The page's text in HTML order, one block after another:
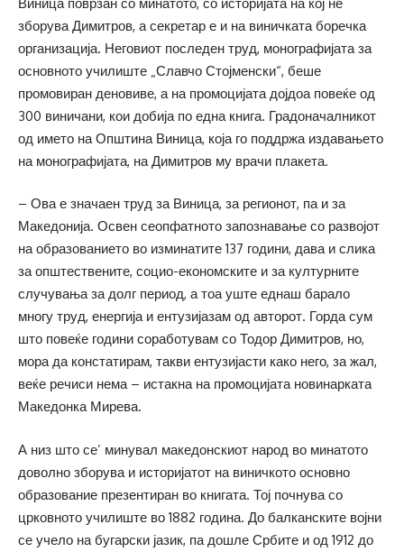
зборува Димитров, а секретар е и на виничката боречка
организација. Неговиот последен труд, монографијата за
основното училиште „Славчо Стојменски“, беше
промовиран деновиве, а на промоцијата дојдоа повеќе од
300 виничани, кои добија по една книга. Градоначалникот
од името на Општина Виница, која го поддржа издавањето
на монографијата, на Димитров му врачи плакета.
– Ова е значаен труд за Виница, за регионот, па и за
Македонија. Освен сеопфатното запознавање со развојот
на образованието во изминатите 137 години, дава и слика
за општествените, социо-економските и за културните
случувања за долг период, а тоа уште еднаш барало
многу труд, енергија и ентузијазам од авторот. Горда сум
што повеќе години соработувам со Тодор Димитров, но,
мора да констатирам, такви ентузијасти како него, за жал,
веќе речиси нема – истакна на промоцијата новинарката
Македонка Мирева.
А низ што се’ минувал македонскиот народ во минатото
доволно зборува и историјатот на виничкото основно
образование презентиран во книгата. Тој почнува со
црковното училиште во 1882 година. До балканските војни
се учело на бугарски јазик, па дошле Србите и од 1912 до